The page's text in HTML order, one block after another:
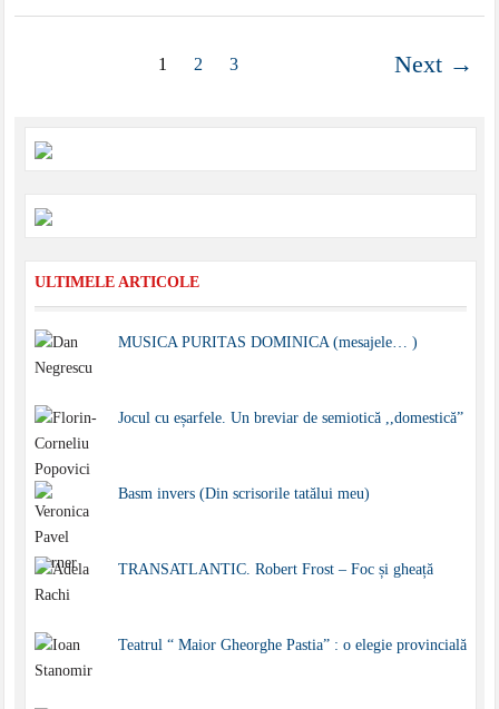
1 2 3 Next →
ULTIMELE ARTICOLE
MUSICA PURITAS DOMINICA (mesajele… )
Jocul cu eșarfele. Un breviar de semiotică ,,domestică”
Basm invers (Din scrisorile tatălui meu)
TRANSATLANTIC. Robert Frost – Foc și gheață
Teatrul “ Maior Gheorghe Pastia” : o elegie provincială